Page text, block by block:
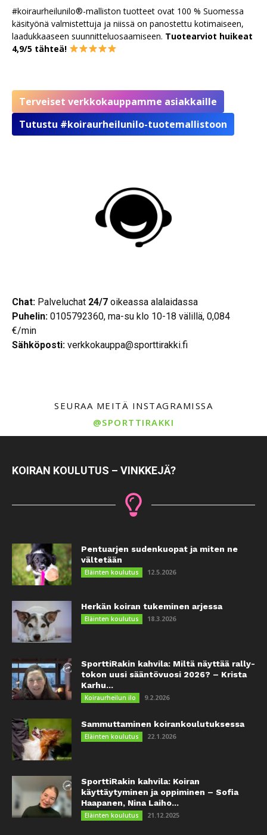
#koiraurheilunilo®-malliston tuotteet ovat 100 % Suomessa
käsityönä valmistettuja ja niissä on panostettu kotimaiseen,
laadukkaaseen suunnitteluosaamiseen. Tuotearviot huikeat
4,9/5 tähteä!
Terveiset verkkokauppamme asiakkaille
Tutustu #koiraurheilunilo-tuotemallistoon
Chat: Palveluchat 24/7 oikeassa alalaidassa
Puhelin: 0105792360, ma-su klo 10-18 välillä, 0,084
€/min
Sähköposti: verkkokauppa@sporttirakki.fi
SEURAA MEITÄ INSTAGRAMISSA
@SPORTTIRAKKI
KOIRAN KOULUTUS – VINKKEJÄ?
Pentuarjen sudenkuopat ja miten ne
vältetään
Eläinten koulutus 12.5.2026
Herkän koiran tukeminen arjessa
Eläinten koulutus 18.3.2026
SporttiRakin kahvila: Miltä näyttää rally-
tokon uusi sääntövuosi 2026? – Krista
Karhu...
Koiraurheilun ilo 9.2.2026
Sammuttaminen koirankoulutuksessa
Eläinten koulutus 22.1.2026
SporttiRakin kahvila: Koiran
käyttäytyminen ja oppiminen – Sofia
Haapanen, Nina Laiho...
Eläinten koulutus 21.12.2025